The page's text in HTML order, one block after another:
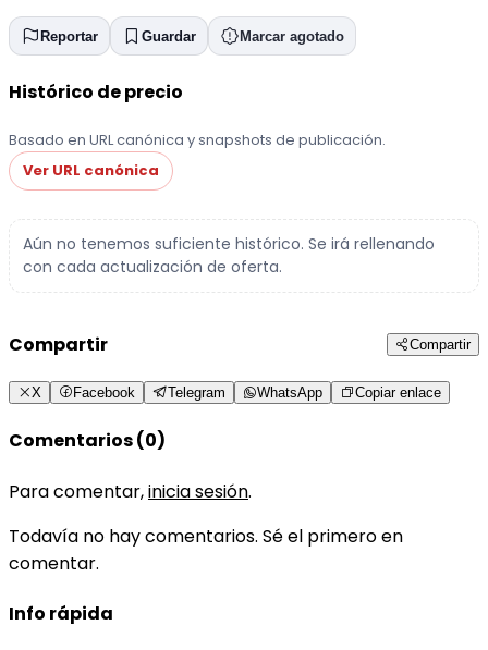
Reportar Guardar Marcar agotado
Histórico de precio
Basado en URL canónica y snapshots de publicación.
Ver URL canónica
Aún no tenemos suficiente histórico. Se irá rellenando
con cada actualización de oferta.
Compartir Compartir
X Facebook Telegram WhatsApp Copiar enlace
Comentarios (0)
Para comentar,inicia sesión.
Todavía no hay comentarios. Sé el primero en
comentar.
Info rápida